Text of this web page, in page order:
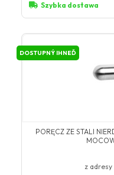
Szybka dostawa
DOSTUPNÝ IHNEĎ
PORĘCZ ZE STALI
z adresy